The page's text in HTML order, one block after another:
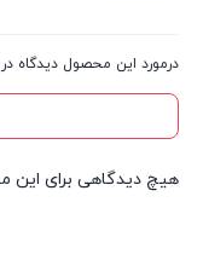
درمورد این محصول دیدگاه
هیچ دیدگاهی برای